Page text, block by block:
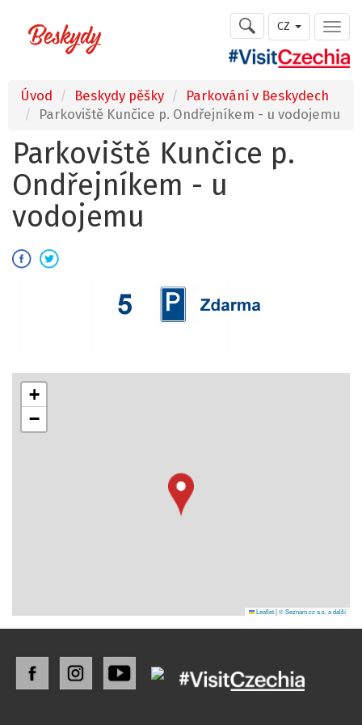
CZ
Úvod Beskydy pěšky
Parkování v Beskydech
Parkoviště Kunčice p. Ondřejníkem - u vodojemu
Parkoviště Kunčice p.
Ondřejníkem - u
vodojemu
+
−
Leaflet|© Seznam.cz a.s. a další